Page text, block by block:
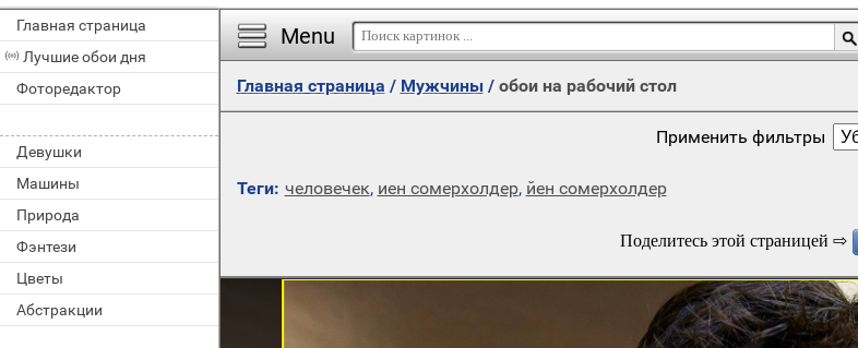
Главная страница
Лучшие обои дня
Фоторедактор
Девушки
Машины
Природа
Фэнтези
Цветы
Абстракции
Menu
Главная страница / Мужчины/ обои на рабочий стол
Применить фильтры
Теги: человечек, иен сомерхолдер, йен сомерхолдер